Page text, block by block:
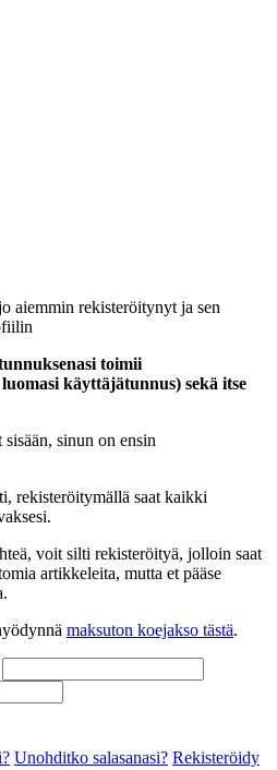
aiemmin rekisteröitynyt ja sen
toimii
käyttäjätunnus) sekä itse
sinun on ensin
rekisteröitymällä saat kaikki
voit silti rekisteröityä, jolloin saat
artikkeleita, mutta et pääse
maksuton koejakso tästä.
Unohditko salasanasi? Rekisteröidy